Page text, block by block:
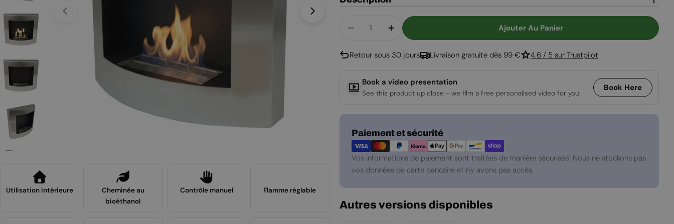
Ouvrir le média 0 en mode modal Ouvrir le média 1 en mode modal Ouvrir le média
Utilisation intérieure
Cheminée au
bioéthanol
Contrôle manuel Flamme réglable
Diminuer La Quantité Pour Cheminée Bio Murale En Acier Inoxydable
Augmenter La Quantité Pour Cheminée Bio Murale En Acier
Ajouter Au Panier
Retour sous 30 jours Livraison gratuite dès 99 € 4.6 / 5 sur Trustpilot
Book a video presentation
See this product up close - we film a free personalised video for you.
Book Here
Paiement et sécurité
Modes
de
paiement
Vos informations de paiement sont traitées de manière sécurisée. Nous ne stockons pas
vos données de carte bancaire et n'y avons pas accès.
Autres versions disponibles